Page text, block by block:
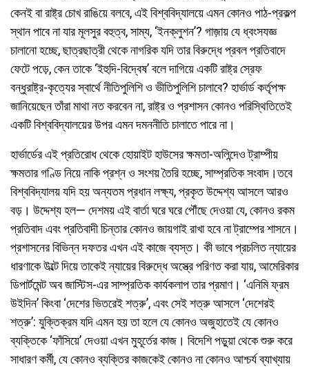
কেনই বা রাষ্ট্র চোখ রাঙিয়ে বলবে, এই বিশ্ববিদ্যালয়ে এমন কোনও পাঠ-প্রকল্প
স্থান পাবে না যার মূলসুর বহুত্ব, সাম্য, ‘ইনক্লুশন’? গাজ়ায় যে ধ্বংসযজ্ঞ
চালানো হচ্ছে, ছাত্রছাত্রী থেকে নাগরিক যদি তার বিরুদ্ধে প্রবল প্রতিবাদে
ফেটে পড়ে, কেন তাকে ‘ইহুদি-বিদ্বেষ’ বলে দাগিয়ে একটি রাষ্ট্র স্রেফ
বন্ধুরাষ্ট্র-কৃত্যের স্বার্থে নীতিপুলিশি ও ভীতিপুলিশি চালাবে? হার্ভার্ড কর্তৃপক্ষ
জানিয়েছেন তাঁরা মাথা নত করবেন না, রাষ্ট্র ও প্রশাসন কোনও পরিস্থিতিতেই
একটি বিশ্ববিদ্যালয়ের উপর এমন দমননীতি চালাতে পারে না।
হার্ভার্ডের এই প্রতিরোধ থেকে হোয়াইট হাউসের ক্ষমতা-অলিন্দেও ট্রাম্পীয়
ক্ষমতার গণ্ডি নিয়ে নাকি প্রশ্ন ও সংশয় তৈরি হচ্ছে, সাম্প্রতিক সংবাদ।তবে
বিশ্ববিদ্যালয় যদি হয় অন্যতম প্রধান লক্ষ্য, প্রকৃত উদ্দেশ্য আসলে আরও
বড়। উদ্দেশ্য হল— দেশময় এই বার্তা ঘরে ঘরে পৌঁছে দেওয়া যে, কোনও রকম
প্রতিবাদ এবং প্রতিবাদী চিন্তার কোনও জায়গাই রাখা হবে না ট্রাম্পের শাসনে।
প্রশাসনের বিভিন্ন দফতর এখন এই কাজে ব্যস্ত। কী ভাবে প্রচলিত ন্যায়ের
ধারণাকে উল্টে দিয়ে তাকেই ন্যায়ের বিরুদ্ধে অস্ত্রে পরিণত করা যায়, আমেরিকার
ডিপার্টমেন্ট অব জাস্টিস-এর সাম্প্রতিক কার্যকলাপ তার প্রমাণ। ‘এনিমি ফ্রম
উইদিন’ কিংবা ‘দেশের ভিতরেই শত্রু’, এবং সেই শত্রু আসলে ‘দেশেরই
শত্রু’: যুক্তিক্রম যদি এমন হয় তা হলে যে কোনও অজুহাতেই যে কোনও
ব্যক্তিকে ‘ফাঁসিয়ে’ দেওয়া এখন মুহূর্তের কাজ। বিদেশি পড়ুয়া থেকে শুরু করে
সাধারণ কর্মী, যে কোনও ব্যক্তির কাজকেই কোনও না কোনও আশ্চর্য ব্যাখ্যায়